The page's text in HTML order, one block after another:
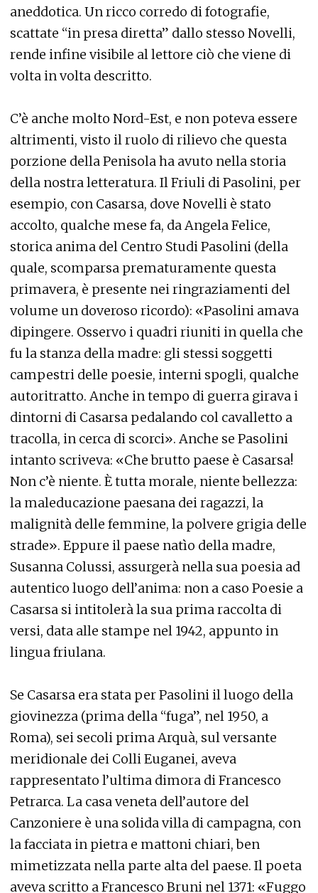
aneddotica. Un ricco corredo di fotografie,
scattate “in presa diretta” dallo stesso Novelli,
rende infine visibile al lettore ciò che viene di
volta in volta descritto.
C’è anche molto Nord-Est, e non poteva essere
altrimenti, visto il ruolo di rilievo che questa
porzione della Penisola ha avuto nella storia
della nostra letteratura. Il Friuli di Pasolini, per
esempio, con Casarsa, dove Novelli è stato
accolto, qualche mese fa, da Angela Felice,
storica anima del Centro Studi Pasolini (della
quale, scomparsa prematuramente questa
primavera, è presente nei ringraziamenti del
volume un doveroso ricordo): «Pasolini amava
dipingere. Osservo i quadri riuniti in quella che
fu la stanza della madre: gli stessi soggetti
campestri delle poesie, interni spogli, qualche
autoritratto. Anche in tempo di guerra girava i
dintorni di Casarsa pedalando col cavalletto a
tracolla, in cerca di scorci». Anche se Pasolini
intanto scriveva: «Che brutto paese è Casarsa!
Non c’è niente. È tutta morale, niente bellezza:
la maleducazione paesana dei ragazzi, la
malignità delle femmine, la polvere grigia delle
strade». Eppure il paese natìo della madre,
Susanna Colussi, assurgerà nella sua poesia ad
autentico luogo dell’anima: non a caso Poesie a
Casarsa si intitolerà la sua prima raccolta di
versi, data alle stampe nel 1942, appunto in
lingua friulana.
Se Casarsa era stata per Pasolini il luogo della
giovinezza (prima della “fuga”, nel 1950, a
Roma), sei secoli prima Arquà, sul versante
meridionale dei Colli Euganei, aveva
rappresentato l’ultima dimora di Francesco
Petrarca. La casa veneta dell’autore del
Canzoniere è una solida villa di campagna, con
la facciata in pietra e mattoni chiari, ben
mimetizzata nella parte alta del paese. Il poeta
aveva scritto a Francesco Bruni nel 1371: «Fuggo